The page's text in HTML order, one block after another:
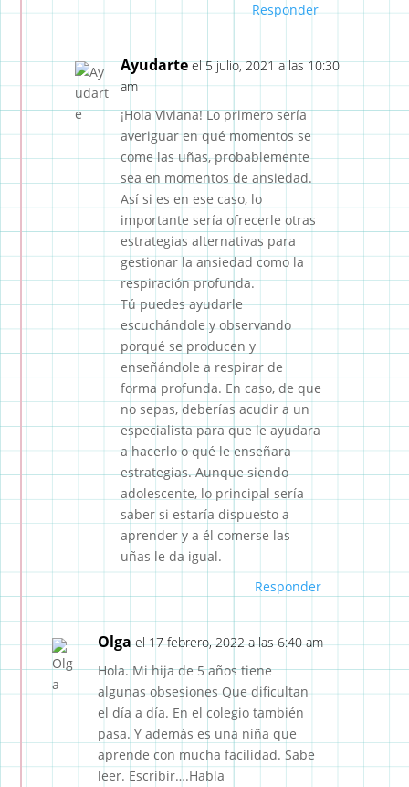
Responder
Ayudarte el 5 julio, 2021 a las 10:30
am
¡Hola Viviana! Lo primero sería
averiguar en qué momentos se
come las uñas, probablemente
sea en momentos de ansiedad.
Así si es en ese caso, lo
importante sería ofrecerle otras
estrategias alternativas para
gestionar la ansiedad como la
respiración profunda.
Tú puedes ayudarle
escuchándole y observando
porqué se producen y
enseñándole a respirar de
forma profunda. En caso, de que
no sepas, deberías acudir a un
especialista para que le ayudara
a hacerlo o qué le enseñara
estrategias. Aunque siendo
adolescente, lo principal sería
saber si estaría dispuesto a
aprender y a él comerse las
uñas le da igual.
Responder
Olga el 17 febrero, 2022 a las 6:40 am
Hola. Mi hija de 5 años tiene
algunas obsesiones Que dificultan
el día a día. En el colegio también
pasa. Y además es una niña que
aprende con mucha facilidad. Sabe
leer. Escribir….Habla